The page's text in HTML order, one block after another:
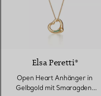
Elsa Peretti®
Open Heart Anhänger in
Gelbgold mit Smaragden,